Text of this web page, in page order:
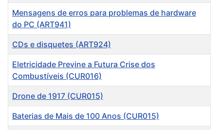
Mensagens de erros para problemas de hardware
do PC (ART941)
CDs e disquetes (ART924)
Eletricidade Previne a Futura Crise dos
Combustíveis (CUR016)
Drone de 1917 (CUR015)
Baterias de Mais de 100 Anos (CUR015)